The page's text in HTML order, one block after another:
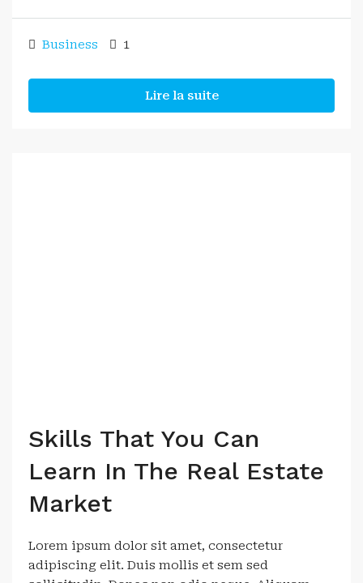
Business 1
Lire la suite
Skills That You Can
Learn In The Real Estate
Market
Lorem ipsum dolor sit amet, consectetur
adipiscing elit. Duis mollis et sem sed